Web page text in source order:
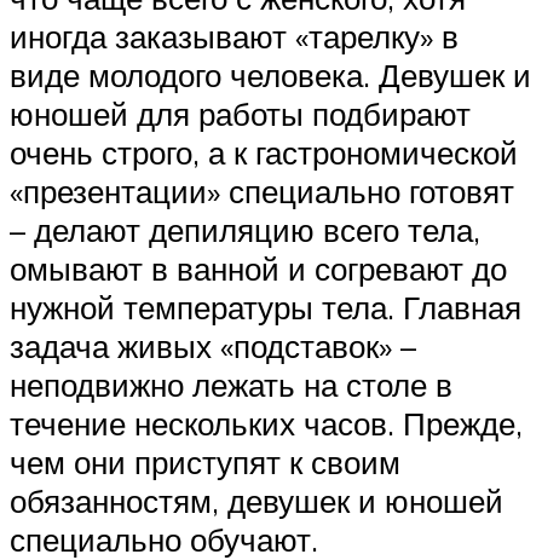
иногда заказывают «тарелку» в
виде молодого человека. Девушек и
юношей для работы подбирают
очень строго, а к гастрономической
«презентации» специально готовят
– делают депиляцию всего тела,
омывают в ванной и согревают до
нужной температуры тела. Главная
задача живых «подставок» –
неподвижно лежать на столе в
течение нескольких часов. Прежде,
чем они приступят к своим
обязанностям, девушек и юношей
специально обучают.